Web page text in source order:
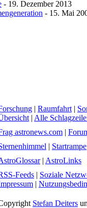
- 19. Dezember 2013
- 15. Mai
| Raumfahrt |
| Alle
astronews.com |
| Startrampe
| AstroLinks
Feeds | Soziale
|
Stefan Deiters